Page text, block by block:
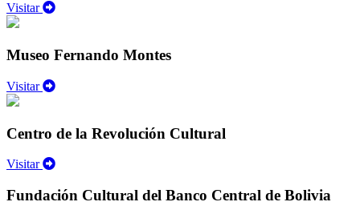
Visitar
Museo Fernando Montes
Visitar
Centro de la Revolución Cultural
Visitar
Fundación Cultural del Banco Central de Bolivia